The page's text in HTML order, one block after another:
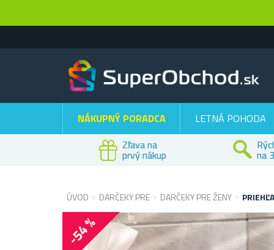
NÁKUPNÝ PORADCA LETNÁ POHODA
Zľava na
prvý nákup na
ÚVOD DARČEKY PRE DARČEKY PRE ŽENY
-54 %